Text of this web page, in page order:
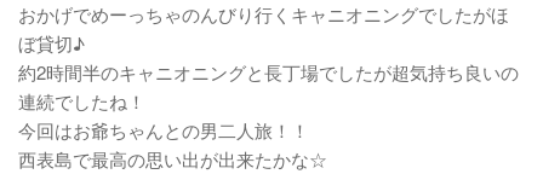
おかげでめーっちゃのんびり行くキャニオニングでしたがほ
ぼ貸切♪
約2時間半のキャニオニングと長丁場でしたが超気持ち良いの
連続でしたね！
今回はお爺ちゃんとの男二人旅！！
西表島で最高の思い出が出来たかな☆